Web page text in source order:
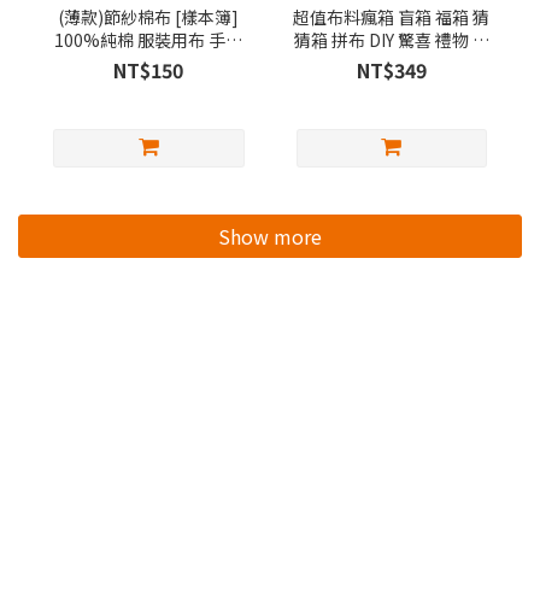
(薄款)節紗棉布 [樣本簿]
100%純棉 服裝用布 手作
包包用布 台灣製
(CF540001) XA0030 鑫韋
NT$150
超值布料瘋箱 盲箱 福箱 猜
猜箱 拼布 DIY 驚喜 禮物 花
色隨機 ZC11503-349 鑫韋
NT$349
Show more